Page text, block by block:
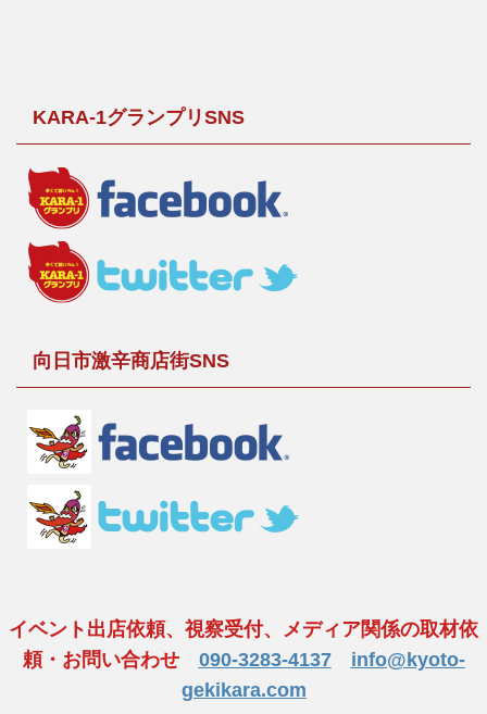
KARA-1グランプリSNS
向日市激辛商店街SNS
イベント出店依頼、視察受付、メディア関係の取材依
頼・お問い合わせ 090-3283-4137
info@kyoto-
gekikara.com